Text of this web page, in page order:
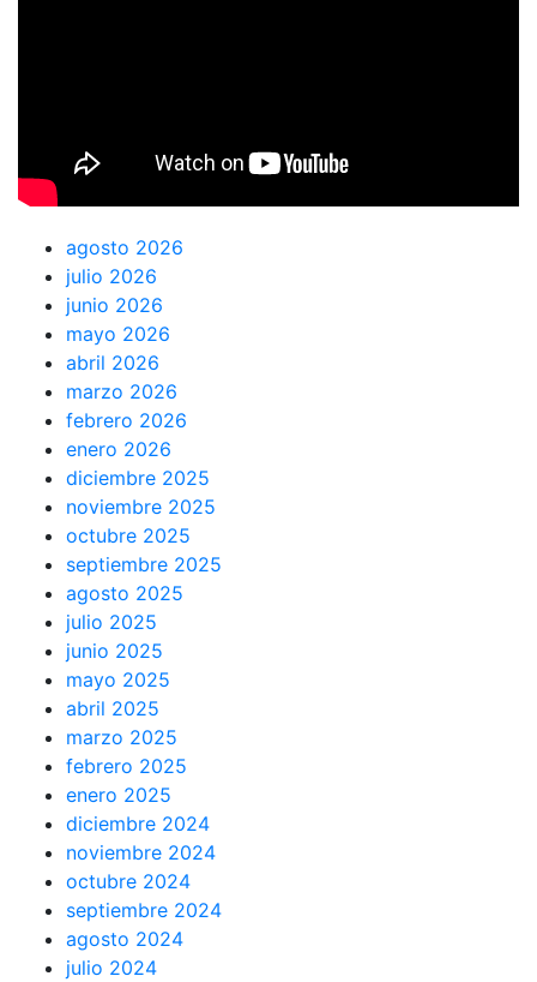
agosto 2026
julio 2026
junio 2026
mayo 2026
abril 2026
marzo 2026
febrero 2026
enero 2026
diciembre 2025
noviembre 2025
octubre 2025
septiembre 2025
agosto 2025
julio 2025
junio 2025
mayo 2025
abril 2025
marzo 2025
febrero 2025
enero 2025
diciembre 2024
noviembre 2024
octubre 2024
septiembre 2024
agosto 2024
julio 2024